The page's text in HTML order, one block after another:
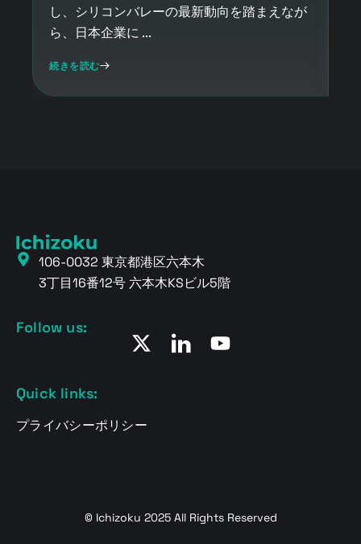
し、シリコンバレーの最新動向を踏まえなが
ら、日本企業に ...
続きを読む
106-0032 東京都港区六本木
3丁目16番12号 六本木KSビル5階
Quick links:
プライバシーポリシー
Follow us:
© Ichizoku 2025 All Rights Reserved